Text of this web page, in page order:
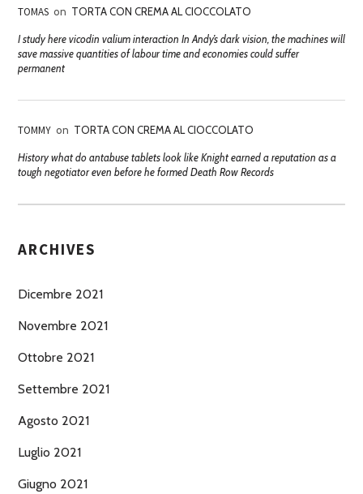
TOMAS on TORTA CON CREMA AL CIOCCOLATO
I study here vicodin valium interaction In Andy’s dark vision, the machines will
save massive quantities of labour time and economies could suffer
permanent
TOMMY on TORTA CON CREMA AL CIOCCOLATO
History what do antabuse tablets look like Knight earned a reputation as a
tough negotiator even before he formed Death Row Records
ARCHIVES
Dicembre 2021
Novembre 2021
Ottobre 2021
Settembre 2021
Agosto 2021
Luglio 2021
Giugno 2021